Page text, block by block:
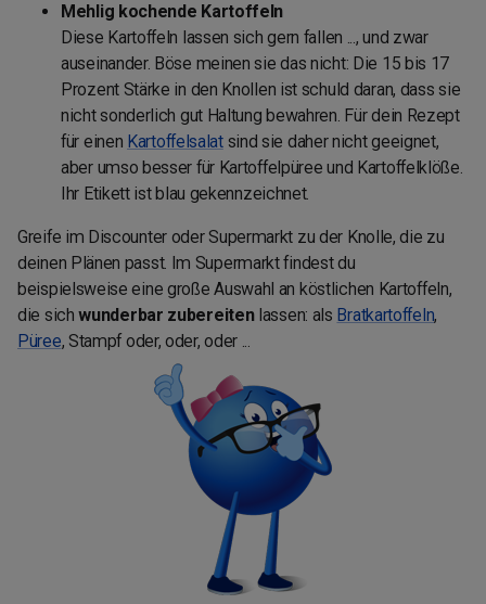
Mehlig kochende Kartoffeln
Diese Kartoffeln lassen sich gern fallen ..., und zwar
auseinander. Böse meinen sie das nicht: Die 15 bis 17
Prozent Stärke in den Knollen ist schuld daran, dass sie
nicht sonderlich gut Haltung bewahren. Für dein Rezept
für einen Kartoffelsalatsind sie daher nicht geeignet,
aber umso besser für Kartoffelpüree und Kartoffelklöße.
Ihr Etikett ist blau gekennzeichnet.
Greife im Discounter oder Supermarkt zu der Knolle, die zu
deinen Plänen passt. Im Supermarkt findest du
beispielsweise eine große Auswahl an köstlichen Kartoffeln,
die sichwunderbar zubereitenlassen: als Bratkartoffeln,
Püree, Stampf oder, oder, oder ...